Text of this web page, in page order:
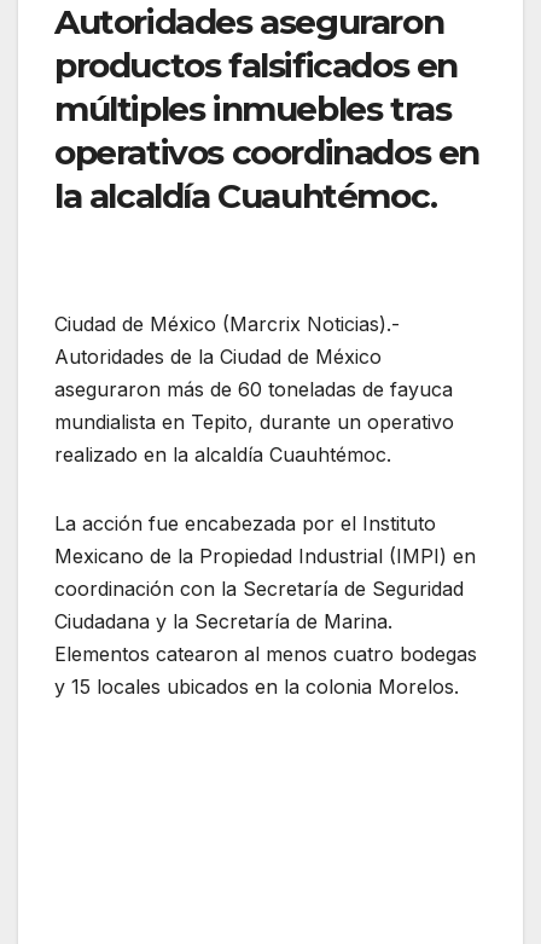
Autoridades aseguraron
productos falsificados en
múltiples inmuebles tras
operativos coordinados en
la alcaldía Cuauhtémoc.
Ciudad de México (Marcrix Noticias).-
Autoridades de la Ciudad de México
aseguraron más de 60 toneladas de fayuca
mundialista en Tepito, durante un operativo
realizado en la alcaldía Cuauhtémoc.
La acción fue encabezada por el Instituto
Mexicano de la Propiedad Industrial (IMPI) en
coordinación con la Secretaría de Seguridad
Ciudadana y la Secretaría de Marina.
Elementos catearon al menos cuatro bodegas
y 15 locales ubicados en la colonia Morelos.